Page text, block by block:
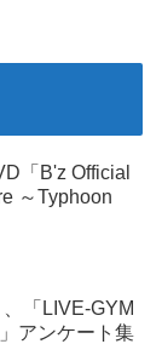
「B'z Official
～Typhoon
「LIVE-GYM
アンケート集